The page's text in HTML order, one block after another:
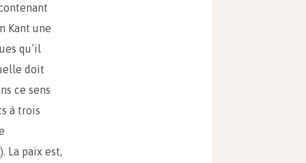
Kant une
qu’il
doit
ce sens
à trois
La paix est,